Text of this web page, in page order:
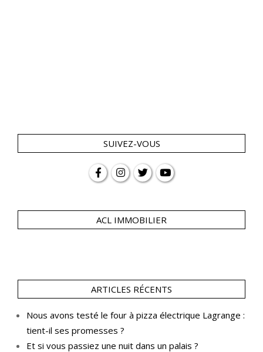
SUIVEZ-VOUS
ACL IMMOBILIER
ARTICLES RÉCENTS
Nous avons testé le four à pizza électrique Lagrange :
tient-il ses promesses ?
Et si vous passiez une nuit dans un palais ?